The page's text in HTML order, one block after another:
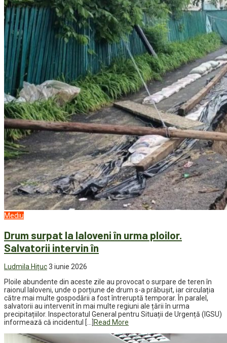
Mediu
Drum surpat la Ialoveni în urma ploilor.
Salvatorii intervin în
Ludmila Hițuc3 iunie 2026
Ploile abundente din aceste zile au provocat o surpare de teren în
raionul Ialoveni, unde o porțiune de drum s-a prăbușit, iar circulația
către mai multe gospodării a fost întreruptă temporar. În paralel,
salvatorii au intervenit în mai multe regiuni ale țării în urma
precipitațiilor. Inspectoratul General pentru Situații de Urgență (IGSU)
informează că incidentul […]
Read More